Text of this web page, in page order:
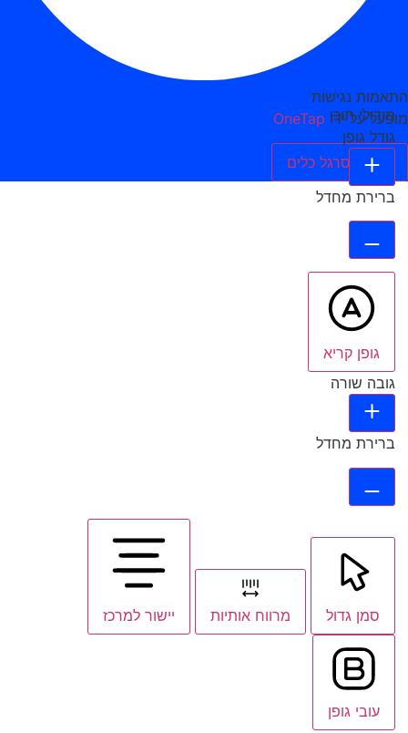
נגישות
על ידי OneTap
הסתר סרגל כלים
מודולי תוכן
גודל גופן
ברירת מחדל
גופן קריא
גובה שורה
ברירת מחדל
סמן גדול מרווח אותיות יישור למרכז
עובי גופן